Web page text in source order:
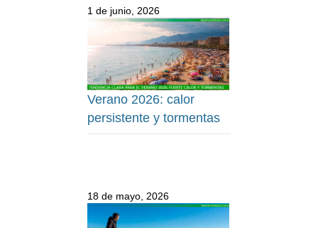
1 de junio, 2026
Verano 2026: calor
persistente y tormentas
18 de mayo, 2026